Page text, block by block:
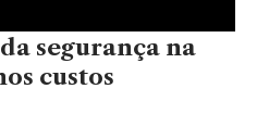
segurança na
custos